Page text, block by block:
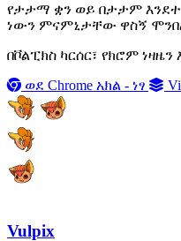
የታታማ ቋን ወይ በታታም
ነውን ምናምኒታቸው ዋስኝ
በቮልፒክስ ካርሰር፣ የክሮም
ወደ Chrome አክል - ነፃ
Vulpix